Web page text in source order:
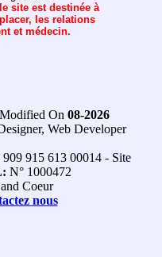
site est destinée à
les relations
et médecin.
On 08-2026
Web Developer
909 915 613 00014 - Site
N° 1000472
Coeur
nous